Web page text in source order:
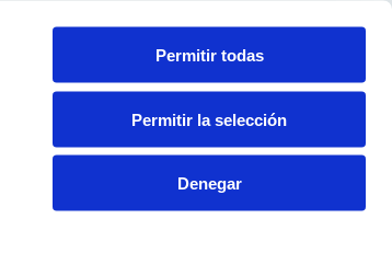
Permitir todas
Permitir la selección
Denegar
Política de Privacidad
Política de Cookies